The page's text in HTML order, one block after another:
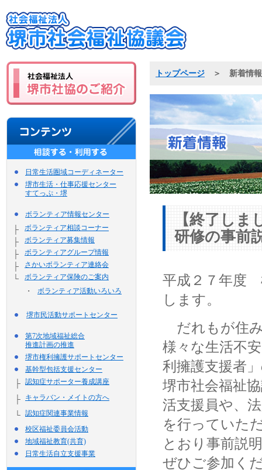
日常生活圏域コーディネーター
堺市生活・仕事応援センター
すてっぷ・堺
ボランティア情報センター
├ ボランティア相談コーナー
├ ボランティア募集情報
├ ボランティアグループ情報
├ さかいボランティア連絡会
└ ボランティア保険のご案内
・ ボランティア活動いろいろ
堺市民活動サポートセンター
第7次地域福祉総合
推進計画の推進
堺市権利擁護サポートセンター
基幹型包括支援センター
├ 認知症サポーター養成講座
├ キャラバン・メイトの方へ
└ 認知症関連事業情報
校区福祉委員会活動
地域福祉教育(共育)
日常生活自立支援事業
トップページ ＞ 新着情報
【終了し
研修の事前
平成２７年度
します。
だれもが住
様々な生活不
利擁護支援者
堺市社会福祉
活支援員や、
を行っていた
とおり事前説
ぜひご参加く